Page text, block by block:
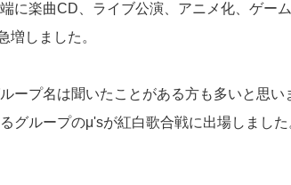
に楽曲CD、ライブ公演、アニメ化、ゲー
増しました。
ープ名は聞いたことがある方も多いと思い
グループのμ'sが紅白歌合戦に出場しまし